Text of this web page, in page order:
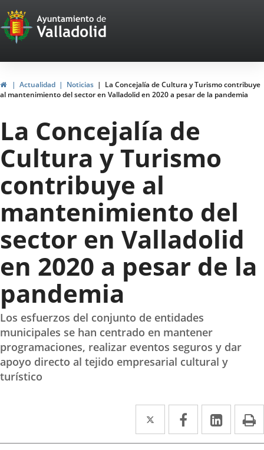
Portal
Web
del
Ayuntamiento
de
Valladolid
HomeActualidad Noticias
La Concejalía de Cultura y Turismo contribuye
al mantenimiento del sector en Valladolid en 2020 a pesar de la pandemia
La Concejalía de
Cultura y Turismo
contribuye al
mantenimiento del
sector en Valladolid
en 2020 a pesar de la
pandemia
Los esfuerzos del conjunto de entidades
municipales se han centrado en mantener
programaciones, realizar eventos seguros y dar
apoyo directo al tejido empresarial cultural y
turístico
Twitter
Enlace
a
Facebook
Enlace
a
Enlace
a